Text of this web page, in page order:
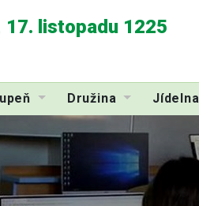
listopadu 1225
Družina Jídelna